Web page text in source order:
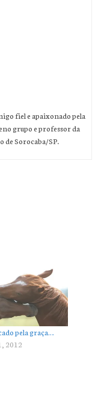
fiel e apaixonado pela
grupo e professor da
de Sorocaba/SP.
pela graça…
2012